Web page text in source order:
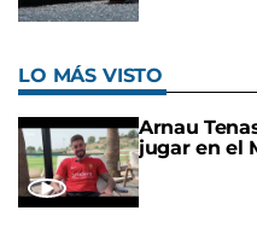
LO MÁS VISTO
Arnau
jugar en el